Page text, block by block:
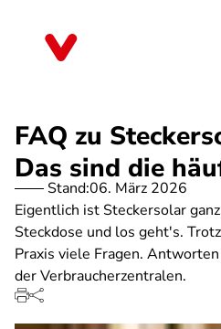
FAQ zu
Das sind die
Stand:06. März 2026
Eigentlich ist Steckersolar
Steckdose und los geht's.
Praxis viele Fragen.
der Verbraucherzentralen.